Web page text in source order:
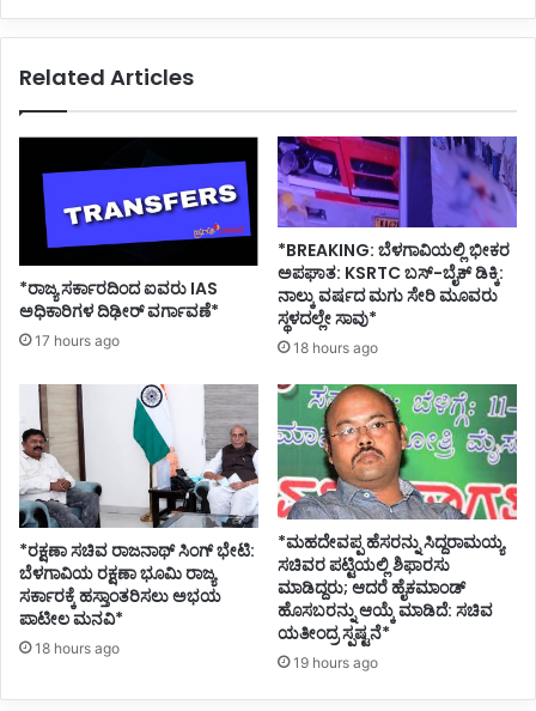
Related Articles
*ರಾಜ್ಯ ಸರ್ಕಾರದಿಂದ ಐವರು IAS
ಅಧಿಕಾರಿಗಳ ದಿಢೀರ್ ವರ್ಗಾವಣೆ*
17 hours ago
*BREAKING: ಬೆಳಗಾವಿಯಲ್ಲಿ ಭೀಕರ
ಅಪಘಾತ: KSRTC ಬಸ್-ಬೈಕ್ ಡಿಕ್ಕಿ:
ನಾಲ್ಕು ವರ್ಷದ ಮಗು ಸೇರಿ ಮೂವರು
ಸ್ಥಳದಲ್ಲೇ ಸಾವು*
18 hours ago
*ರಕ್ಷಣಾ ಸಚಿವ ರಾಜನಾಥ್ ಸಿಂಗ್ ಭೇಟಿ:
ಬೆಳಗಾವಿಯ ರಕ್ಷಣಾ ಭೂಮಿ ರಾಜ್ಯ
ಸರ್ಕಾರಕ್ಕೆ ಹಸ್ತಾಂತರಿಸಲು ಅಭಯ
ಪಾಟೀಲ ಮನವಿ*
18 hours ago
*ಮಹದೇವಪ್ಪ ಹೆಸರನ್ನು ಸಿದ್ದರಾಮಯ್ಯ
ಸಚಿವರ ಪಟ್ಟಿಯಲ್ಲಿ ಶಿಫಾರಸು
ಮಾಡಿದ್ದರು; ಆದರೆ ಹೈಕಮಾಂಡ್
ಹೊಸಬರನ್ನು ಆಯ್ಕೆ ಮಾಡಿದೆ: ಸಚಿವ
ಯತೀಂದ್ರ ಸ್ಪಷ್ಟನೆ*
19 hours ago